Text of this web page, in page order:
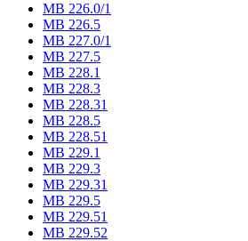
МВ 226.0/1
МВ 226.5
МВ 227.0/1
МВ 227.5
MB 228.1
MB 228.3
MB 228.31
MB 228.5
MB 228.51
MB 229.1
MB 229.3
MB 229.31
MB 229.5
MB 229.51
MB 229.52